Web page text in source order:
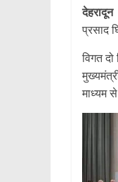
देहरादून
प्रसाद
विगत
माध्यम